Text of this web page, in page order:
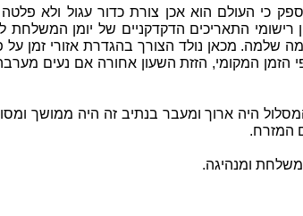
כי העולם הוא אכן צורת כדור עגול ולא
התאריכים הדקדקניים של יומן המשלחת
מכאן נולד הצורך בהגדרת אזורי זמן על
הזמן המקומי, הזזת השעון אחורה אם נעים
היה ארוך ומעבר בנתיב זה היה ממושך
המזרח.
ומנהיגה.